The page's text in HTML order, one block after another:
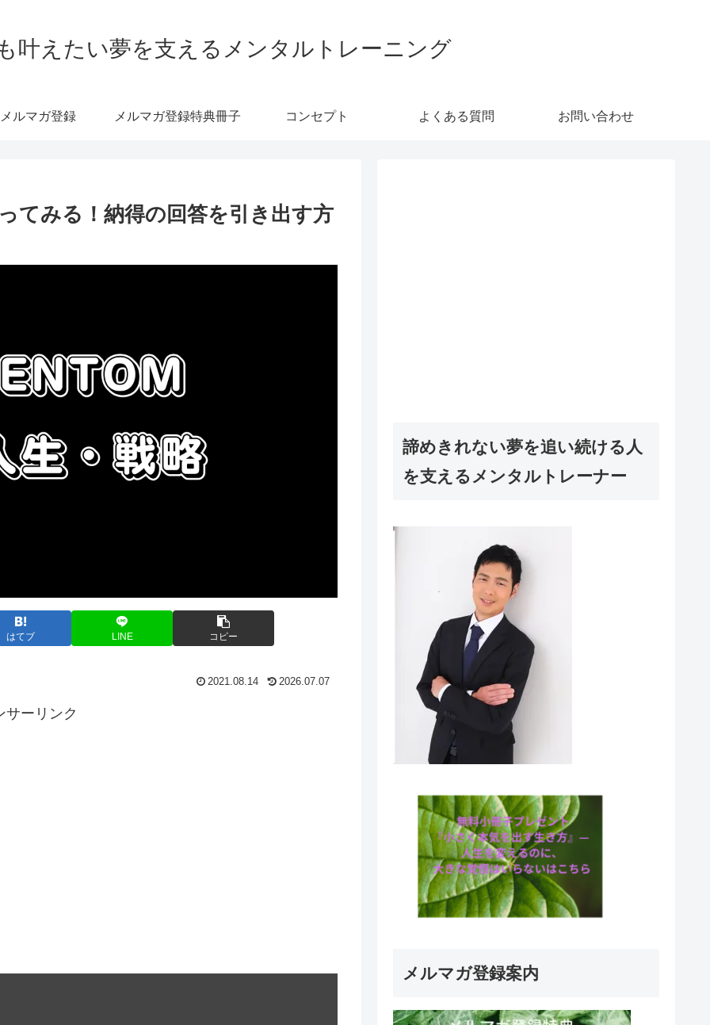
叶えたい夢を支えるメンタルトレーニング
メルマガ登録 メルマガ登録特典冊子 コンセプト よくある質問 お問い合わせ
てみる！納得の回答を引き出す方
はてブ LINE コピー
2021.08.14 2026.07.07
サーリンク
諦めきれない夢を追い続ける人
を支えるメンタルトレーナー
メルマガ登録案内